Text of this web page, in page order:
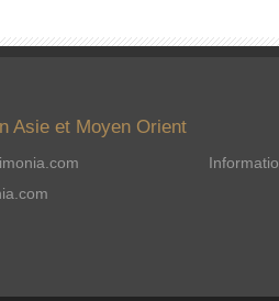
Asie et Moyen Orient